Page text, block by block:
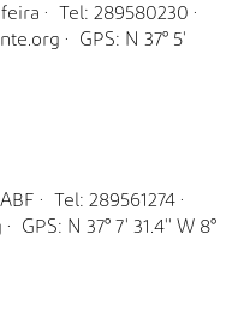
· Tel: 289580230 ·
· GPS: N 37° 5'
· Tel: 289561274 ·
GPS: N 37° 7' 31.4'' W 8°